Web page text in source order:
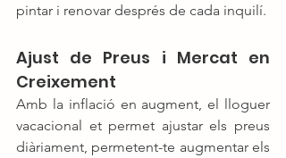
pintar i renovar després de cada inquilí.
Ajust de Preus i Mercat en
Creixement
Amb la inflació en augment, el lloguer
vacacional et permet ajustar els preus
diàriament, permetent-te augmentar els